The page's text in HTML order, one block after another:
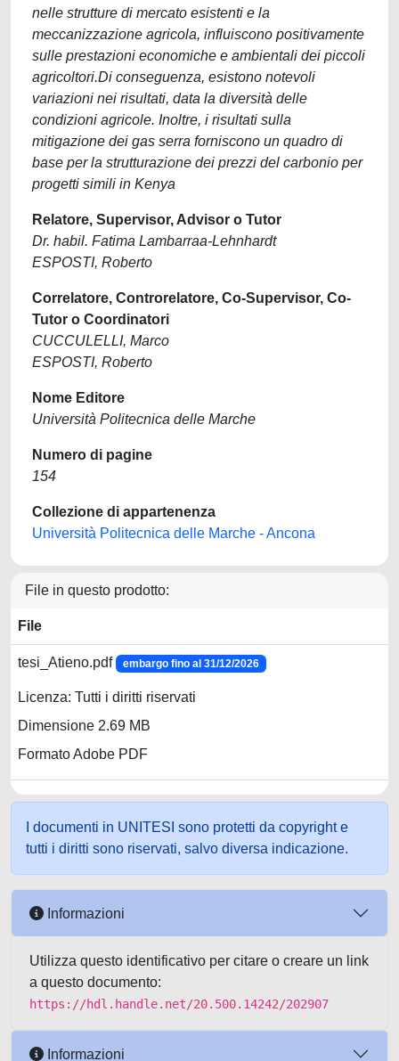
nelle strutture di mercato esistenti e la
meccanizzazione agricola, influiscono positivamente
sulle prestazioni economiche e ambientali dei piccoli
agricoltori.Di conseguenza, esistono notevoli
variazioni nei risultati, data la diversità delle
condizioni agricole. Inoltre, i risultati sulla
mitigazione dei gas serra forniscono un quadro di
base per la strutturazione dei prezzi del carbonio per
progetti simili in Kenya
Relatore, Supervisor, Advisor o Tutor
Dr. habil. Fatima Lambarraa-Lehnhardt
ESPOSTI, Roberto
Correlatore, Controrelatore, Co-Supervisor, Co-
Tutor o Coordinatori
CUCCULELLI, Marco
ESPOSTI, Roberto
Nome Editore
Università Politecnica delle Marche
Numero di pagine
154
Collezione di appartenenza
Università Politecnica delle Marche - Ancona
File in questo prodotto:
File
tesi_Atieno.pdf embargo fino al 31/12/2026
Licenza: Tutti i diritti riservati
Dimensione 2.69 MB
Formato Adobe PDF
I documenti in UNITESI sono protetti da copyright e
tutti i diritti sono riservati, salvo diversa indicazione.
Informazioni
Utilizza questo identificativo per citare o creare un link
a questo documento:
https://hdl.handle.net/20.500.14242/202907
Informazioni